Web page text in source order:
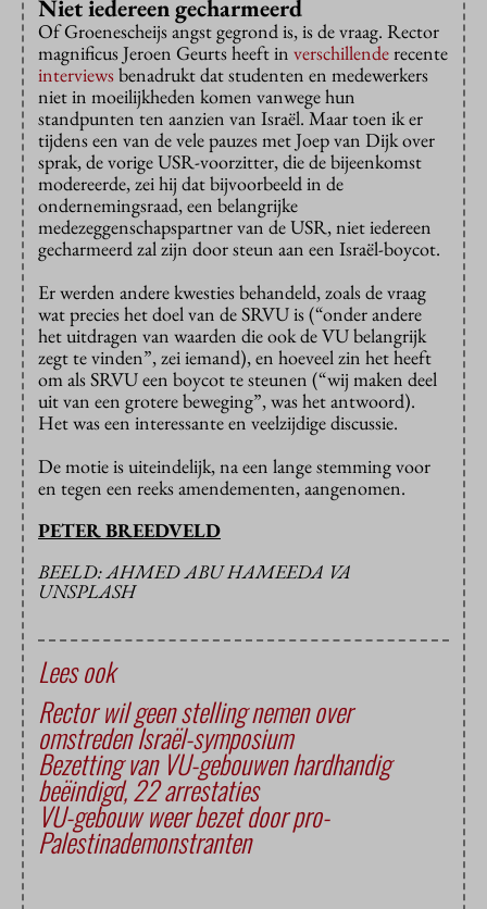
Niet iedereen gecharmeerd
Of Groenescheijs angst gegrond is, is de vraag. Rector
magnificus Jeroen Geurts heeft in verschillenderecente
interviewsbenadrukt dat studenten en medewerkers
niet in moeilijkheden komen vanwege hun
standpunten ten aanzien van Israël. Maar toen ik er
tijdens een van de vele pauzes met Joep van Dijk over
sprak, de vorige USR-voorzitter, die de bijeenkomst
modereerde, zei hij dat bijvoorbeeld in de
ondernemingsraad, een belangrijke
medezeggenschapspartner van de USR, niet iedereen
gecharmeerd zal zijn door steun aan een Israël-boycot.
Er werden andere kwesties behandeld, zoals de vraag
wat precies het doel van de SRVU is (“onder andere
het uitdragen van waarden die ook de VU belangrijk
zegt te vinden”, zei iemand), en hoeveel zin het heeft
om als SRVU een boycot te steunen (“wij maken deel
uit van een grotere beweging”, was het antwoord).
Het was een interessante en veelzijdige discussie.
De motie is uiteindelijk, na een lange stemming voor
en tegen een reeks amendementen, aangenomen.
PETER BREEDVELD
BEELD: AHMED ABU HAMEEDA VA
UNSPLASH
Lees ook
Rector wil geen stelling nemen over
omstreden Israël-symposium
Bezetting van VU-gebouwen hardhandig
beëindigd, 22 arrestaties
VU-gebouw weer bezet door pro-
Palestinademonstranten